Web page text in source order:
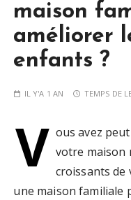
maison
améliorer
enfants ?
IL Y'A 1 AN TEMPS DE
V ous avez
votre maison
croissants de
une maison familiale